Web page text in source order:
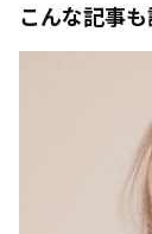
こんな記事